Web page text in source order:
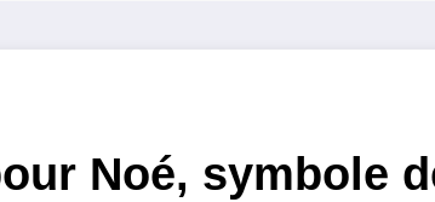
Noé, symbole